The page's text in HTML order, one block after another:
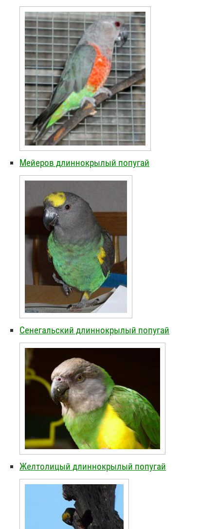
Мейеров длиннокрылый попугай
Сенегальский длиннокрылый попугай
Желтолицый длиннокрылый попугай